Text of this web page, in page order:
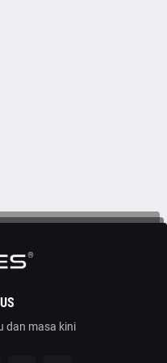
dan masa kini